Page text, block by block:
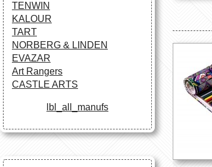
TENWIN
KALOUR
TART
NORBERG & LINDEN
EVAZAR
Art Rangers
CASTLE ARTS
lbl_all_manufs